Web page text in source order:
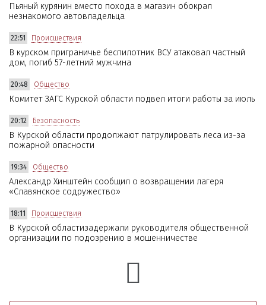
Пьяный курянин вместо похода в магазин обокрал
незнакомого автовладельца
22:51 Происшествия
В курском приграничье беспилотник ВСУ атаковал частный
дом, погиб 57-летний мужчина
20:48 Общество
Комитет ЗАГС Курской области подвел итоги работы за июль
20:12 Безопасность
В Курской области продолжают патрулировать леса из-за
пожарной опасности
19:34 Общество
Александр Хинштейн сообщил о возвращении лагеря
«Славянское содружество»
18:11 Происшествия
В Курской областизадержали руководителя общественной
организации по подозрению в мошенничестве